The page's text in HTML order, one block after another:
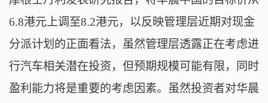
6.8港元上调至8.2港元，以反映管理层近期对现金
分派计划的正面看法，虽然管理层透露正在考虑进
行汽车相关潜在投资，但预期规模可能有限，同时
盈利能力将是重要的考虑因素。虽然投资者对华晨